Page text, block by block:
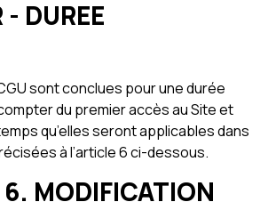
- DUREE
sont conclues pour une durée
du premier accès au Site et
qu’elles seront applicables dans
à l’article 6 ci-dessous.
MODIFICATION